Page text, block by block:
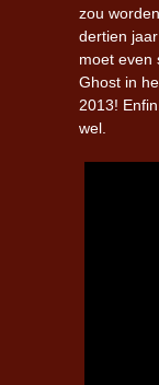
zou
dertien
moet even
Ghost in
2013!
wel.